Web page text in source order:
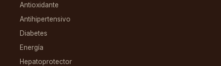
Antioxidante
Antihipertensivo
Diabetes
Energía
Hepatoprotector